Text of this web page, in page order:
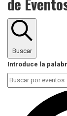
Buscar
Introduce la